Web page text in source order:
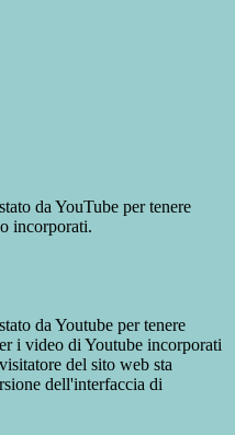
da YouTube per tenere
incorporati.
da Youtube per tenere
i video di Youtube incorporati
del sito web sta
dell'interfaccia di